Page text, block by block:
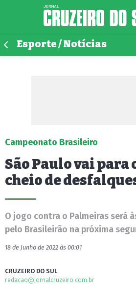
Esporte / Notícias
Campeonato Brasileiro
São Paulo vai para
cheio de
O jogo contra o Palmeiras será
pelo Brasileirão na próxima
18 de Junho de 2022 às 00:01
CRUZEIRO DO SUL
redacao@jornalcruzeiro.com.br